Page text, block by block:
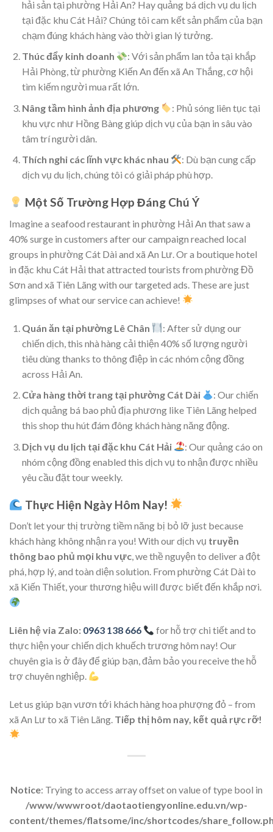
hải sản tại phường Hải An? Hay quảng bá dịch vụ du lịch
tại đặc khu Cát Hải? Chúng tôi cam kết sản phẩm của bạn
chạm đúng khách hàng vào thời gian lý tưởng.
Thúc đẩy kinh doanh
: Với sản phẩm lan tỏa tại khắp
Hải Phòng, từ phường Kiến An đến xã An Thắng, cơ hội
tìm kiếm người mua rất lớn.
Nâng tầm hình ảnh địa phương
: Phủ sóng liên tục tại
khu vực như Hồng Bàng giúp dịch vụ của bạn in sâu vào
tâm trí người dân.
Thích nghi các lĩnh vực khác nhau
: Dù bạn cung cấp
dịch vụ du lịch, chúng tôi có giải pháp phù hợp.
Một Số Trường Hợp Đáng Chú Ý
Imagine a seafood restaurant in phường Hải An that saw a
40% surge in customers after our campaign reached local
groups in phường Cát Dài and xã An Lư. Or a boutique hotel
in đặc khu Cát Hải that attracted tourists from phường Đồ
Sơn and xã Tiên Lãng with our targeted ads. These are just
glimpses of what our service can achieve!
Quán ăn tại phường Lê Chân
: After sử dụng our
chiến dịch, this nhà hàng cải thiện 40% số lượng người
tiêu dùng thanks to thông điệp in các nhóm cộng đồng
across Hải An.
Cửa hàng thời trang tại phường Cát Dài
: Our chiến
dịch quảng bá bao phủ địa phương like Tiên Lãng helped
this shop thu hút đám đông khách hàng năng động.
Dịch vụ du lịch tại đặc khu Cát Hải
: Our quảng cáo on
nhóm cộng đồng enabled this dịch vụ to nhận được nhiều
yêu cầu đặt tour weekly.
Thực Hiện Ngày Hôm Nay!
Don’t let your thị trường tiềm năng bị bỏ lỡ just because
khách hàng không nhận ra you! With our dịch vụ truyền
thông bao phủ mọi khu vực, we thề nguyện to deliver a đột
phá, hợp lý, and toàn diện solution. From phường Cát Dài to
xã Kiến Thiết, your thương hiệu will được biết đến khắp nơi.
Liên hệ via Zalo: 0963 138 666
for hỗ trợ chi tiết and to
thực hiện your chiến dịch khuếch trương hôm nay! Our
chuyên gia is ở đây để giúp bạn, đảm bảo you receive the hỗ
trợ chuyên nghiệp.
Let us giúp bạn vươn tới khách hàng hoa phượng đỏ – from
xã An Lư to xã Tiên Lãng. Tiếp thị hôm nay, kết quả rực rỡ!
Notice: Trying to access array offset on value of type bool in
/www/wwwroot/daotaotiengyonline.edu.vn/wp-
content/themes/flatsome/inc/shortcodes/